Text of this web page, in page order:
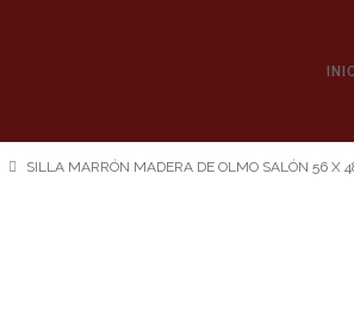
SILLA MARRÓN MADERA DE OLMO SALÓN 56 X